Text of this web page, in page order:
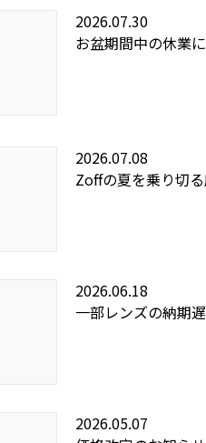
2026.07.30
お盆期間中の休業
2026.07.08
Zoffの夏を乗り切
2026.06.18
一部レンズの納期
2026.05.07